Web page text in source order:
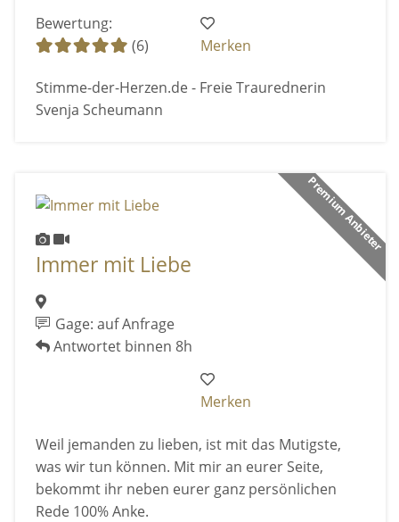
Bewertung:
(6)
Merken
Stimme-der-Herzen.de - Freie Traurednerin
Svenja Scheumann
Premium Anbieter
Immer mit Liebe
Gage: auf Anfrage
Antwortet binnen 8h
Merken
Weil jemanden zu lieben, ist mit das Mutigste,
was wir tun können. Mit mir an eurer Seite,
bekommt ihr neben eurer ganz persönlichen
Rede 100% Anke.